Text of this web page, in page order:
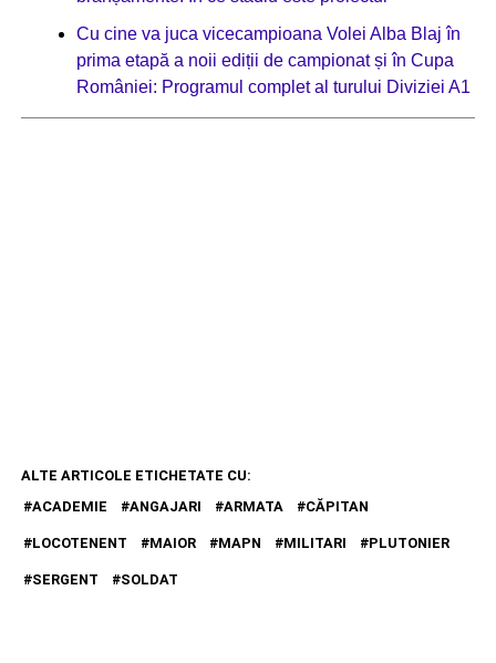
Cu cine va juca vicecampioana Volei Alba Blaj în
prima etapă a noii ediții de campionat și în Cupa
României: Programul complet al turului Diviziei A1
ALTE ARTICOLE ETICHETATE CU:
ACADEMIE
ANGAJARI ARMATA CĂPITAN
LOCOTENENT MAIOR MAPN MILITARI PLUTONIER
SERGENT SOLDAT